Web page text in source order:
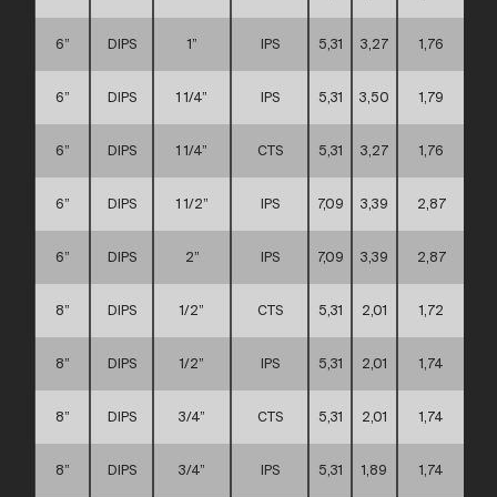
6” DIPS 1” IPS 5,31 3,27 1,76
6” DIPS 1 1/4” IPS 5,31 3,50 1,79
6” DIPS 1 1/4” CTS 5,31 3,27 1,76
6” DIPS 1 1/2” IPS 7,09 3,39 2,87
6” DIPS 2” IPS 7,09 3,39 2,87
8” DIPS 1/2” CTS 5,31 2,01 1,72
8” DIPS 1/2” IPS 5,31 2,01 1,74
8” DIPS 3/4” CTS 5,31 2,01 1,74
8” DIPS 3/4” IPS 5,31 1,89 1,74